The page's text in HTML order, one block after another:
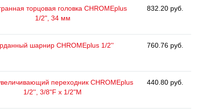
торцовая головка CHROMEplus
1/2", 34 мм
832.20 руб.
шарнир CHROMEplus 1/2'' 760.76 руб.
переходник CHROMEplus
1/2'', 3/8"F x 1/2"M
440.80 руб.